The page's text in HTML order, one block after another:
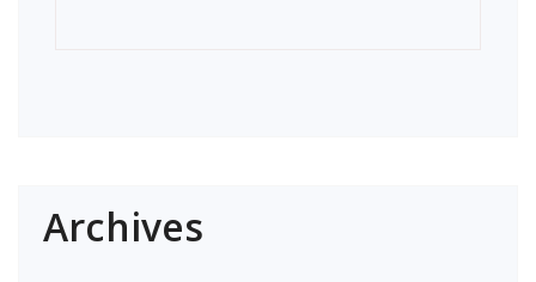
Archives